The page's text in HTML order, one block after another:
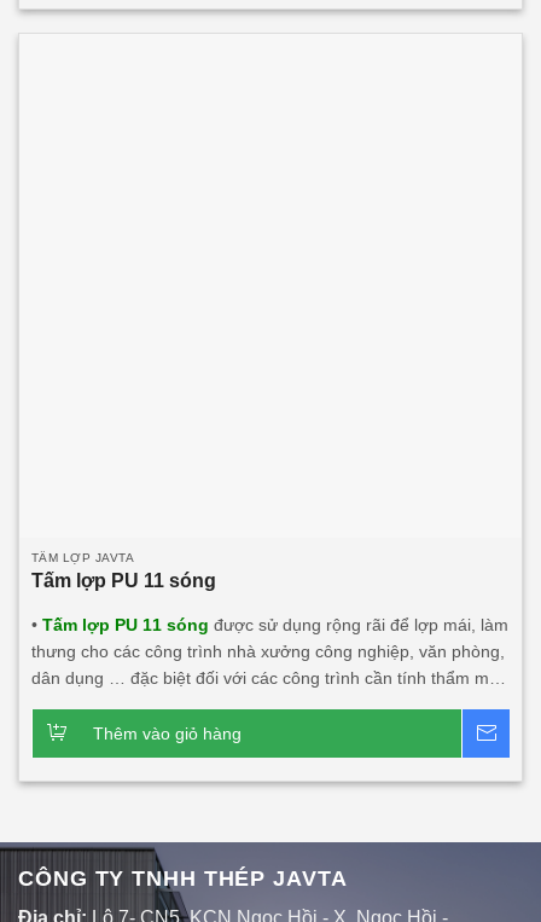
sóng 3 lớp 2 mặt tôn
Tấm lợp PU 5 sóng 3 lớp 1 mặt tôn
Tấm lợp 1 lớp 5 sóng, tấm canopy 5 sóng công nghiệp
TẤM LỢP JAVTA
Tấm lợp PU 11 sóng
• Tấm lợp PU 11 sóng được sử dụng rộng rãi để lợp mái, làm
thưng cho các công trình nhà xưởng công nghiệp, văn phòng,
dân dụng … đặc biệt đối với các công trình cần tính thẩm mỹ,
11 sóng này khá phù hợp với các công trình đối tác nước
ngoài đầu tư tại Việt Nam.Dòng sản phẩm chính:
Tấm
lợp PU 11 sóng 3 lớp 1 mặt tôn
Tấm lợp 11 sóng 1 lớp tôn
Thêm vào giỏ hàng
CÔNG TY TNHH THÉP JAVTA
Địa chỉ: Lô 7- CN5, KCN Ngọc Hồi - X. Ngọc Hồi -